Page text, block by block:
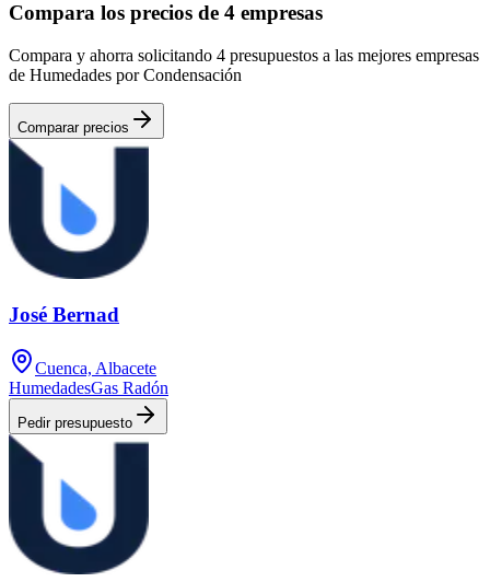
Compara los precios de 4 empresas
Compara y ahorra solicitando 4 presupuestos a las mejores empresas
de Humedades por Condensación
Comparar precios
José Bernad
Cuenca, Albacete
HumedadesGas Radón
Pedir presupuesto